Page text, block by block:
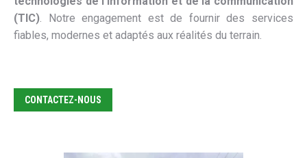
(TIC). Notre engagement est de fournir des services
fiables, modernes et adaptés aux réalités du terrain.
CONTACTEZ-NOUS